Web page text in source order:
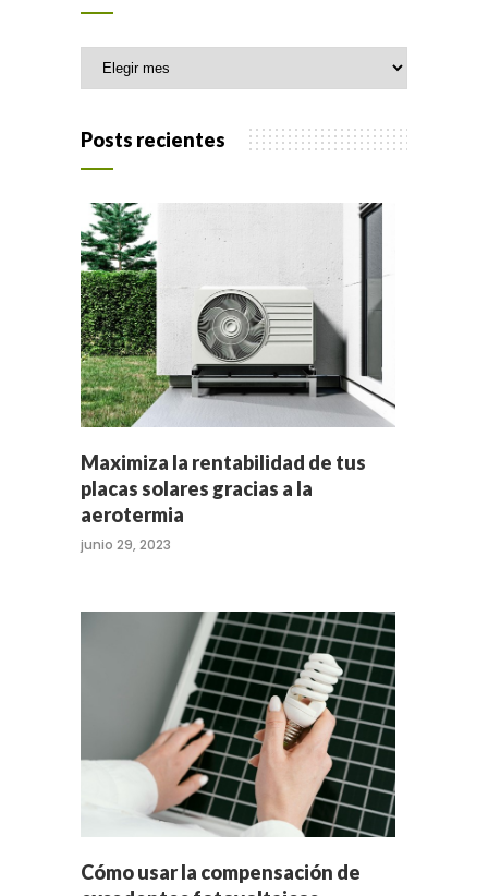
Archivo
Posts recientes
Maximiza la rentabilidad de tus
placas solares gracias a la
aerotermia
junio 29, 2023
Cómo usar la compensación de